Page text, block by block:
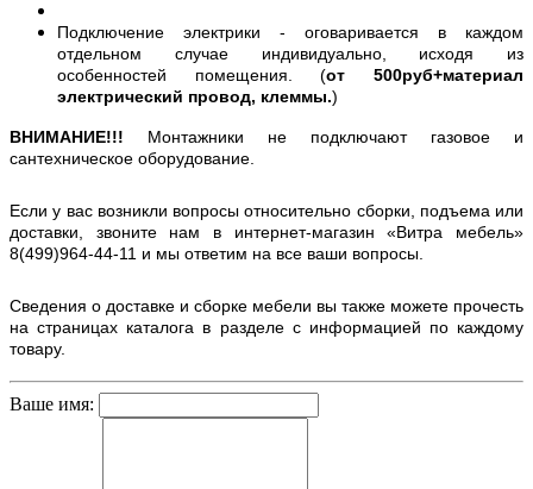
Подключение электрики - оговаривается в каждом
отдельном случае индивидуально, исходя из
особенностей помещения. (от 500руб+материал
электрический провод, клеммы.)
ВНИМАНИЕ!!! Монтажники не подключают газовое и
сантехническое оборудование.
Если у вас возникли вопросы относительно сборки, подъема или
доставки, звоните нам в интернет-магазин «Витра мебель»
8(499)964-44-11 и мы ответим на все ваши вопросы.
Сведения о доставке и сборке мебели вы также можете прочесть
на страницах каталога в разделе с информацией по каждому
товару.
Ваше имя: